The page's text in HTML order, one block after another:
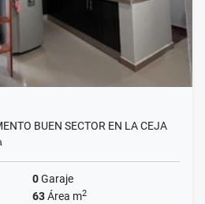
BUEN SECTOR EN LA CEJA
0Garaje
63Área m2